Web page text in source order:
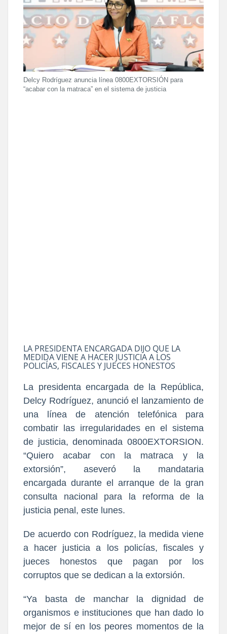
Delcy Rodríguez anuncia línea 0800EXTORSIÓN para
“acabar con la matraca” en el sistema de justicia
LA PRESIDENTA ENCARGADA DIJO QUE LA
MEDIDA VIENE A HACER JUSTICIA A LOS
POLICÍAS, FISCALES Y JUECES HONESTOS
La presidenta encargada de la República,
Delcy Rodríguez, anunció el lanzamiento de
una línea de atención telefónica para
combatir las irregularidades en el sistema
de justicia, denominada 0800EXTORSION.
“Quiero acabar con la matraca y la
extorsión”, aseveró la mandataria
encargada durante el arranque de la gran
consulta nacional para la reforma de la
justicia penal, este lunes.
De acuerdo con Rodríguez, la medida viene
a hacer justicia a los policías, fiscales y
jueces honestos que pagan por los
corruptos que se dedican a la extorsión.
“Ya basta de manchar la dignidad de
organismos e instituciones que han dado lo
mejor de sí en los peores momentos de la